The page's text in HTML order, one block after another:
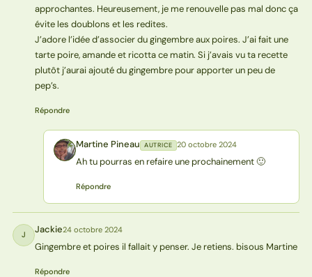
approchantes. Heureusement, je me renouvelle pas mal donc ça
évite les doublons et les redites.
J’adore l’idée d’associer du gingembre aux poires. J’ai fait une
tarte poire, amande et ricotta ce matin. Si j’avais vu ta recette
plutôt j’aurai ajouté du gingembre pour apporter un peu de
pep’s.
Répondre
MP Martine Pineau AUTRICE 20 octobre 2024
Ah tu pourras en refaire une prochainement 🙂
Répondre
J Jackie24 octobre 2024
Gingembre et poires il fallait y penser. Je retiens. bisous Martine
Répondre